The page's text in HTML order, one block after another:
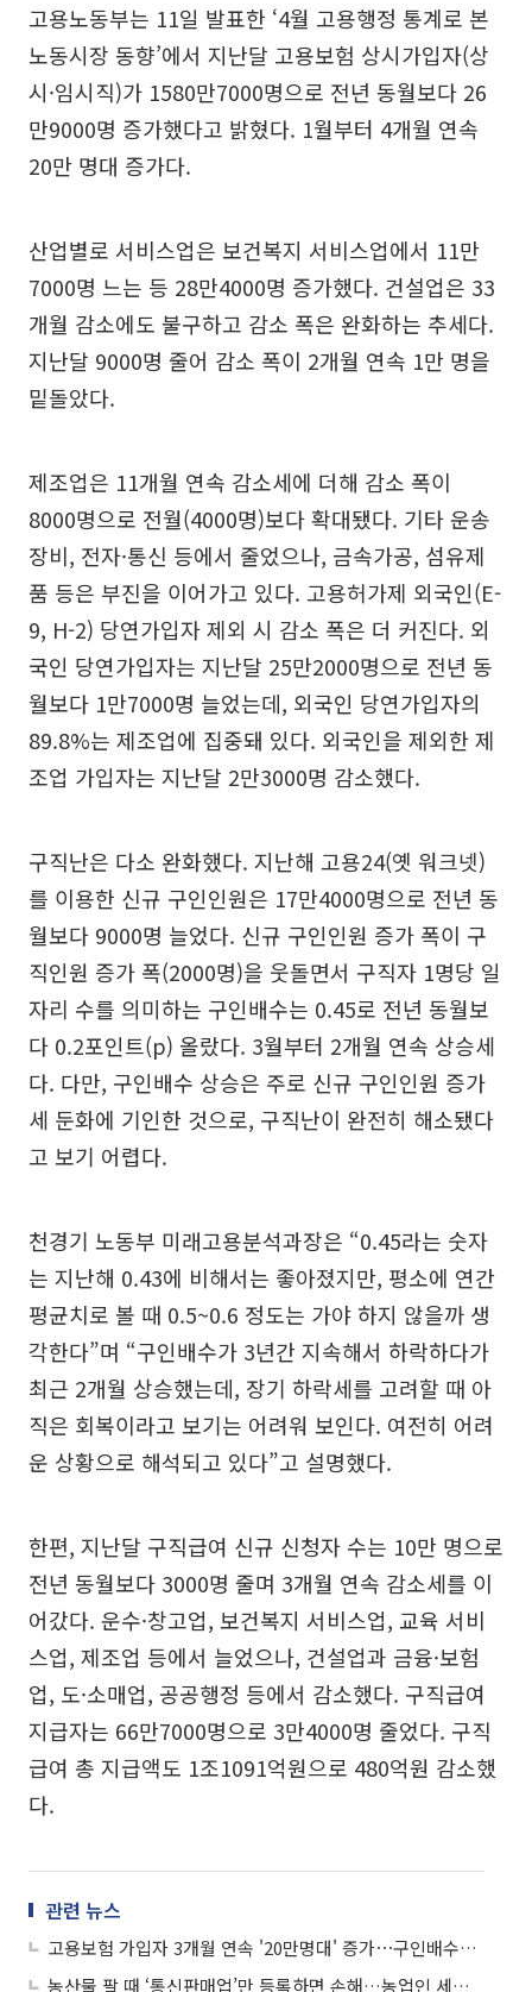
고용노동부는 11일 발표한 ‘4월 고용행정 통계로 본
노동시장 동향’에서 지난달 고용보험 상시가입자(상
시·임시직)가 1580만7000명으로 전년 동월보다 26
만9000명 증가했다고 밝혔다. 1월부터 4개월 연속
20만 명대 증가다.
산업별로 서비스업은 보건복지 서비스업에서 11만
7000명 느는 등 28만4000명 증가했다. 건설업은 33
개월 감소에도 불구하고 감소 폭은 완화하는 추세다.
지난달 9000명 줄어 감소 폭이 2개월 연속 1만 명을
밑돌았다.
제조업은 11개월 연속 감소세에 더해 감소 폭이
8000명으로 전월(4000명)보다 확대됐다. 기타 운송
장비, 전자·통신 등에서 줄었으나, 금속가공, 섬유제
품 등은 부진을 이어가고 있다. 고용허가제 외국인(E-
9, H-2) 당연가입자 제외 시 감소 폭은 더 커진다. 외
국인 당연가입자는 지난달 25만2000명으로 전년 동
월보다 1만7000명 늘었는데, 외국인 당연가입자의
89.8%는 제조업에 집중돼 있다. 외국인을 제외한 제
조업 가입자는 지난달 2만3000명 감소했다.
구직난은 다소 완화했다. 지난해 고용24(옛 워크넷)
를 이용한 신규 구인인원은 17만4000명으로 전년 동
월보다 9000명 늘었다. 신규 구인인원 증가 폭이 구
직인원 증가 폭(2000명)을 웃돌면서 구직자 1명당 일
자리 수를 의미하는 구인배수는 0.45로 전년 동월보
다 0.2포인트(p) 올랐다. 3월부터 2개월 연속 상승세
다. 다만, 구인배수 상승은 주로 신규 구인인원 증가
세 둔화에 기인한 것으로, 구직난이 완전히 해소됐다
고 보기 어렵다.
천경기 노동부 미래고용분석과장은 “0.45라는 숫자
는 지난해 0.43에 비해서는 좋아졌지만, 평소에 연간
평균치로 볼 때 0.5~0.6 정도는 가야 하지 않을까 생
각한다”며 “구인배수가 3년간 지속해서 하락하다가
최근 2개월 상승했는데, 장기 하락세를 고려할 때 아
직은 회복이라고 보기는 어려워 보인다. 여전히 어려
운 상황으로 해석되고 있다”고 설명했다.
한편, 지난달 구직급여 신규 신청자 수는 10만 명으로
전년 동월보다 3000명 줄며 3개월 연속 감소세를 이
어갔다. 운수·창고업, 보건복지 서비스업, 교육 서비
스업, 제조업 등에서 늘었으나, 건설업과 금융·보험
업, 도·소매업, 공공행정 등에서 감소했다. 구직급여
지급자는 66만7000명으로 3만4000명 줄었다. 구직
급여 총 지급액도 1조1091억원으로 480억원 감소했
다.
관련 뉴스
고용보험 가입자 3개월 연속 '20만명대' 증가⋯구인배수도 상승 전환
농산물 팔 때 ‘통신판매업’만 등록하면 손해…농업인 세금·고용보험 길잡이 발간